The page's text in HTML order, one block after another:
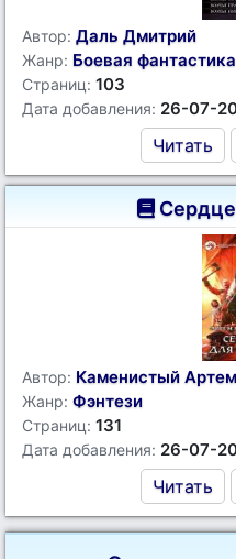
Автор: Даль Дмитрий
Жанр: Боевая фантастика
Страниц: 103
Дата добавления: 26-07-
Читать
Автор: Каменистый Артем
Жанр: Фэнтези
Страниц: 131
Дата добавления: 26-07-
Читать